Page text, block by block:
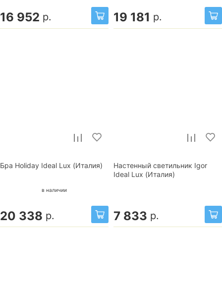
16 952 р. 19 181 р.
Бра Holiday Ideal Lux (Италия)
в наличии
20 338 р.
Настенный светильник Igor
Ideal Lux (Италия)
7 833 р.